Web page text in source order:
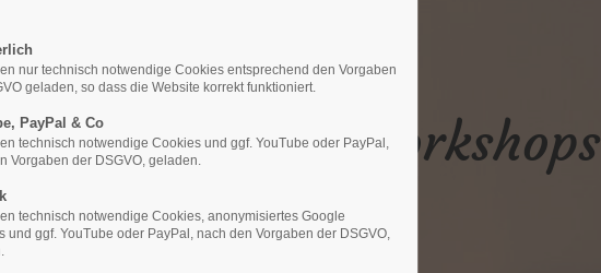
Workshops
nur technisch notwendige Cookies entsprechend den Vorgaben
geladen, so dass die Website korrekt funktioniert.
PayPal & Co
technisch notwendige Cookies und ggf. YouTube oder PayPal,
Vorgaben der DSGVO, geladen.
technisch notwendige Cookies, anonymisiertes Google
und ggf. YouTube oder PayPal, nach den Vorgaben der DSGVO,